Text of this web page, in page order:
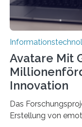
Avatare Mit
Innovation
Das
Erstellung von